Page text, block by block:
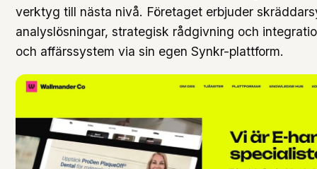
verktyg till nästa nivå. Företaget erbjuder
analyslösningar, strategisk rådgivning och
och affärssystem via sin egen Synkr-plattform.